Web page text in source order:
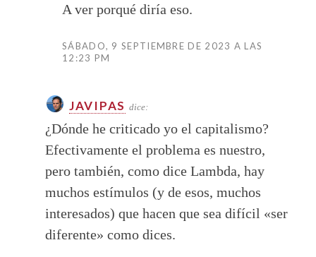
A ver porqué diría eso.
SÁBADO, 9 SEPTIEMBRE DE 2023 A LAS
12:23 PM
JAVIPAS dice:
¿Dónde he criticado yo el capitalismo?
Efectivamente el problema es nuestro,
pero también, como dice Lambda, hay
muchos estímulos (y de esos, muchos
interesados) que hacen que sea difícil «ser
diferente» como dices.